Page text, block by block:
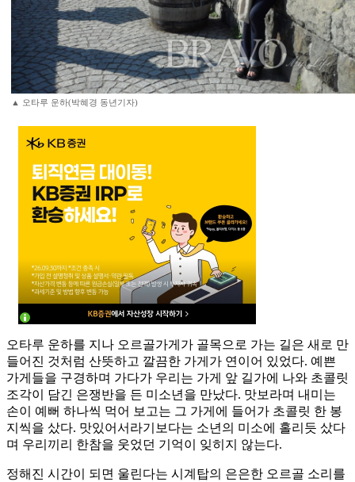
▲ 오타루 운하(박혜경 동년기자)
오타루 운하를 지나 오르골가게가 골목으로 가는 길은 새로 만
들어진 것처럼 산뜻하고 깔끔한 가게가 연이어 있었다. 예쁜
가게들을 구경하며 가다가 우리는 가게 앞 길가에 나와 초콜릿
조각이 담긴 은쟁반을 든 미소년을 만났다. 맛보라며 내미는
손이 예뻐 하나씩 먹어 보고는 그 가게에 들어가 초콜릿 한 봉
지씩을 샀다. 맛있어서라기보다는 소년의 미소에 홀리듯 샀다
며 우리끼리 한참을 웃었던 기억이 잊히지 않는다.
정해진 시간이 되면 울린다는 시계탑의 은은한 오르골 소리를